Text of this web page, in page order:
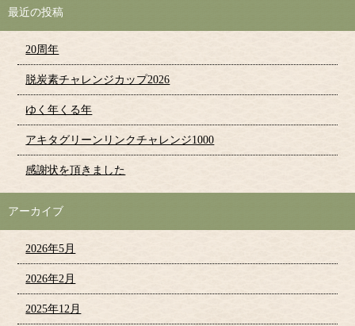
最近の投稿
20周年
脱炭素チャレンジカップ2026
ゆく年くる年
アキタグリーンリンクチャレンジ1000
感謝状を頂きました
アーカイブ
2026年5月
2026年2月
2025年12月